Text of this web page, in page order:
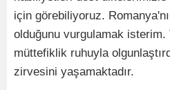
için görebiliyoruz.
olduğunu vurgulamak isterim.
müttefiklik ruhuyla
zirvesini yaşamaktadır.